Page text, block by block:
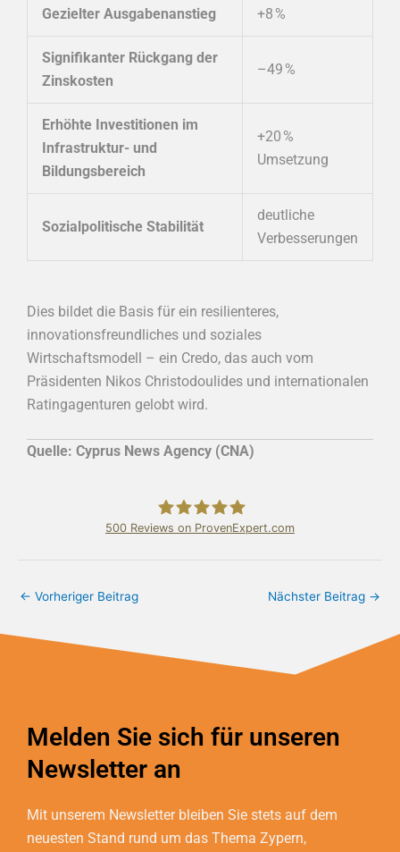
Gezielter Ausgabenanstieg +8 %
Signifikanter Rückgang der
Zinskosten
–49 %
Erhöhte Investitionen im
Infrastruktur- und
Bildungsbereich
+20 %
Umsetzung
Sozialpolitische Stabilität
deutliche
Verbesserungen
Dies bildet die Basis für ein resilienteres,
innovationsfreundliches und soziales
Wirtschaftsmodell – ein Credo, das auch vom
Präsidenten Nikos Christodoulides und internationalen
Ratingagenturen gelobt wird.
Quelle: Cyprus News Agency (CNA)
500 Reviews on ProvenExpert.com
← Vorheriger Beitrag Nächster Beitrag →
Melden Sie sich für unseren
Newsletter an
Mit unserem Newsletter bleiben Sie stets auf dem
neuesten Stand rund um das Thema Zypern,